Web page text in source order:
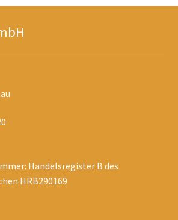
Handelsregister B des
HRB290169